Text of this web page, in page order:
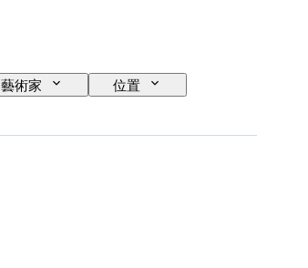
藝術家
位置